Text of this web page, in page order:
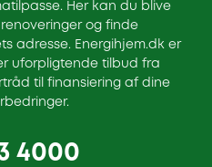
Her kan du blive
og finde
adresse. Energihjem.dk er
uforpligtende tilbud fra
til finansiering af dine
4000